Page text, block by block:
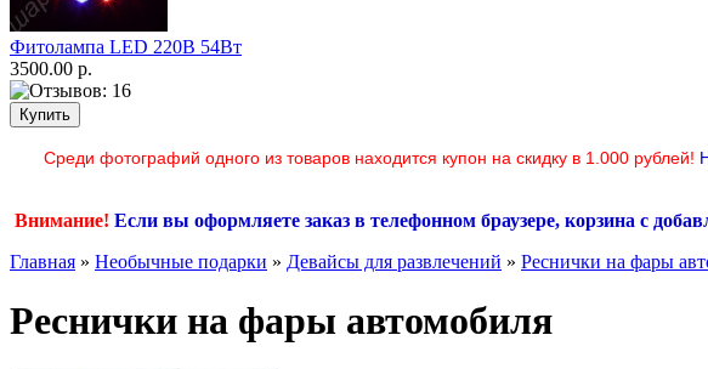
Фитолампа LED 220В 54Вт
3500.00 р.
Среди фотографий одного из товаров находится купон на скидку в 1.000 рублей!
Внимание! Если вы оформляете заказ в телефонном браузере, корзина с
Главная » Необычные подарки » Девайсы для развлечений » Реснички на фары
Реснички на фары автомобиля